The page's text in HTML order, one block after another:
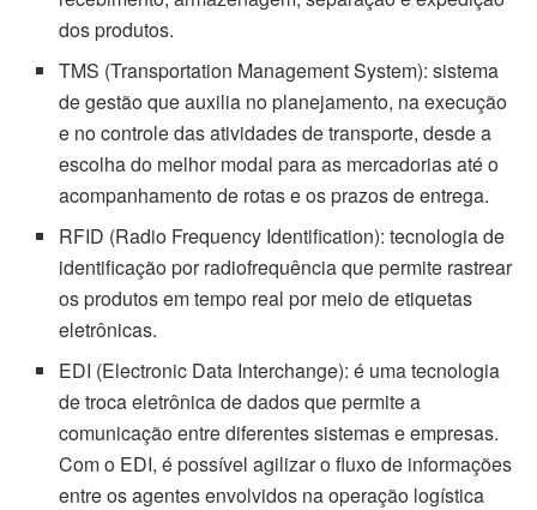
dos produtos.
TMS (Transportation Management System): sistema
de gestão que auxilia no planejamento, na execução
e no controle das atividades de transporte, desde a
escolha do melhor modal para as mercadorias até o
acompanhamento de rotas e os prazos de entrega.
RFID (Radio Frequency Identification): tecnologia de
identificação por radiofrequência que permite rastrear
os produtos em tempo real por meio de etiquetas
eletrônicas.
EDI (Electronic Data Interchange): é uma tecnologia
de troca eletrônica de dados que permite a
comunicação entre diferentes sistemas e empresas.
Com o EDI, é possível agilizar o fluxo de informações
entre os agentes envolvidos na operação logística